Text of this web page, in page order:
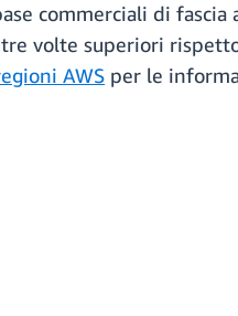
commerciali di fascia
volte superiori
AWS per le